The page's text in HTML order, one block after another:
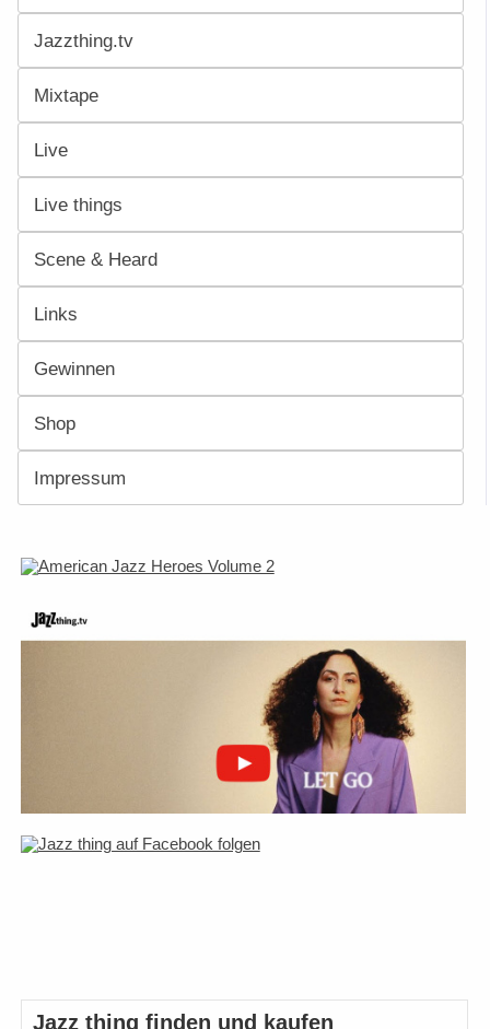
Jazzthing.tv
Mixtape
Live
Live things
Scene & Heard
Links
Gewinnen
Shop
Impressum
Jazz thing finden und kaufen